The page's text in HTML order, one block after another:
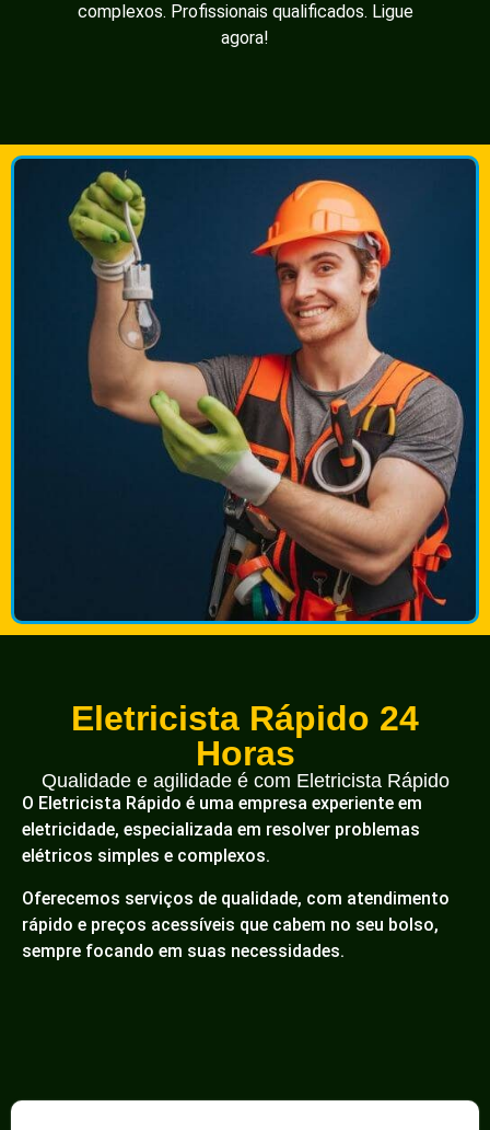
complexos. Profissionais qualificados. Ligue
agora!
Eletricista Rápido 24
Horas
Qualidade e agilidade é com Eletricista Rápido
O Eletricista Rápido é uma empresa experiente em
eletricidade, especializada em resolver problemas
elétricos simples e complexos.
Oferecemos serviços de qualidade, com atendimento
rápido e preços acessíveis que cabem no seu bolso,
sempre focando em suas necessidades.